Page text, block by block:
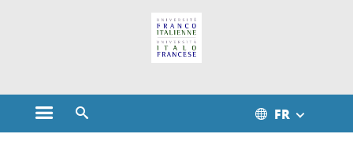
Ouvrir le menu principal FR